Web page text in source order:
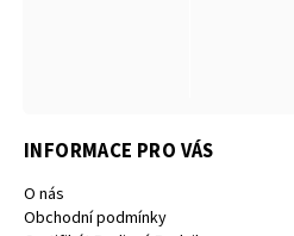
INFORMACE PRO VÁS
O nás
Obchodní podmínky